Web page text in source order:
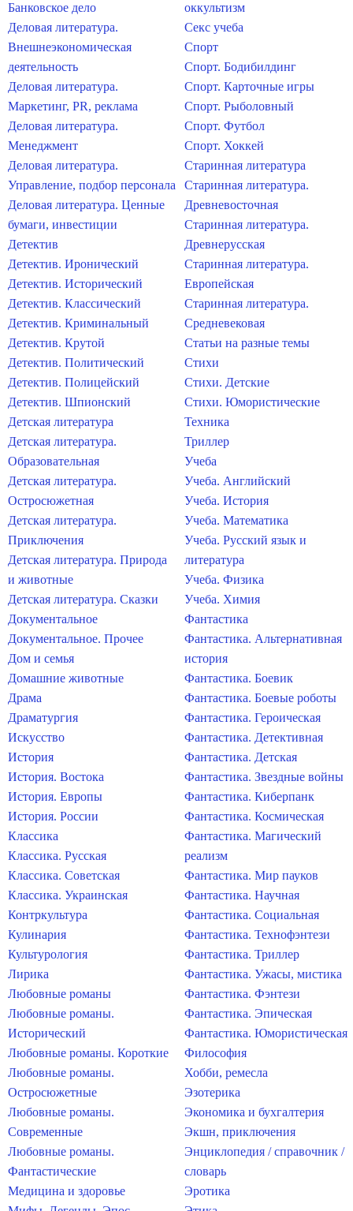
Банковское дело
Деловая литература.
Внешнеэкономическая
деятельность
Деловая литература.
Маркетинг, PR, реклама
Деловая литература.
Менеджмент
Деловая литература.
Управление, подбор персонала
Деловая литература. Ценные
бумаги, инвестиции
Детектив
Детектив. Иронический
Детектив. Исторический
Детектив. Классический
Детектив. Криминальный
Детектив. Крутой
Детектив. Политический
Детектив. Полицейский
Детектив. Шпионский
Детская литература
Детская литература.
Образовательная
Детская литература.
Остросюжетная
Детская литература.
Приключения
Детская литература. Природа
и животные
Детская литература. Сказки
Документальное
Документальное. Прочее
Дом и семья
Домашние животные
Драма
Драматургия
Искусство
История
История. Востока
История. Европы
История. России
Классика
Классика. Русская
Классика. Советская
Классика. Украинская
Контркультура
Кулинария
Культурология
Лирика
Любовные романы
Любовные романы.
Исторический
Любовные романы. Короткие
Любовные романы.
Остросюжетные
Любовные романы.
Современные
Любовные романы.
Фантастические
Медицина и здоровье
оккультизм
Секс учеба
Спорт
Спорт. Бодибилдинг
Спорт. Карточные игры
Спорт. Рыболовный
Спорт. Футбол
Спорт. Хоккей
Старинная литература
Старинная литература.
Древневосточная
Старинная литература.
Древнерусская
Старинная литература.
Европейская
Старинная литература.
Средневековая
Статьи на разные темы
Стихи
Стихи. Детские
Стихи. Юмористические
Техника
Триллер
Учеба
Учеба. Английский
Учеба. История
Учеба. Математика
Учеба. Русский язык и
литература
Учеба. Физика
Учеба. Химия
Фантастика
Фантастика. Альтернативная
история
Фантастика. Боевик
Фантастика. Боевые роботы
Фантастика. Героическая
Фантастика. Детективная
Фантастика. Детская
Фантастика. Звездные войны
Фантастика. Киберпанк
Фантастика. Космическая
Фантастика. Магический
реализм
Фантастика. Мир пауков
Фантастика. Научная
Фантастика. Социальная
Фантастика. Технофэнтези
Фантастика. Триллер
Фантастика. Ужасы, мистика
Фантастика. Фэнтези
Фантастика. Эпическая
Фантастика. Юмористическая
Философия
Хобби, ремесла
Эзотерика
Экономика и бухгалтерия
Экшн, приключения
Энциклопедия / справочник /
словарь
Эротика